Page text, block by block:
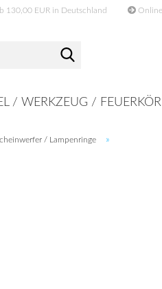
130,00 EUR in Deutschland
/ WERKZEUG /
/ Lampenringe »